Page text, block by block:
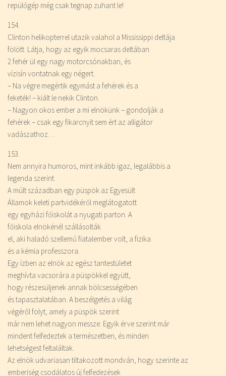
repülőgép még csak tegnap zuhant le!
154.
Clinton helikopterrel utazik valahol a Mississippi deltája
fölött. Látja, hogy az egyik mocsaras deltában
2 fehér ül egy nagy motorcsónakban, és
vízisín vontatnak egy négert.
– Na végre megértik egymást a fehérek és a
feketék! – kiált le nekik Clinton.
– Nagyon okos ember a mi elnökünk – gondolják a
fehérek – csak egy fikarcnyit sem ért az alligátor
vadászathoz…
153.
Nem annyira humoros, mint inkább igaz, legalábbis a
legenda szerint.
A múlt században egy püspök az Egyesült
Államok keleti partvidékéről meglátogatott
egy egyházi főiskolát a nyugati parton. A
főiskola elnökénél szállásolták
el, aki haladó szellemű fiatalember volt, a fizika
és a kémia professzora.
Egy ízben az elnök az egész tantestületet
meghívta vacsorára a püspökkel együtt,
hogy részesüljenek annak bölcsességében
és tapasztalatában. A beszélgetés a világ
végéről folyt, amely a püspök szerint
már nem lehet nagyon messze. Egyik érve szerint már
mindent felfedeztek a természetben, és minden
lehetségest feltaláltak.
Az elnök udvariasan tiltakozott mondván, hogy szerinte az
emberiség csodálatos új felfedezések